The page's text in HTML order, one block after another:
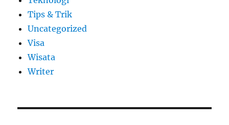
Tips & Trik
Uncategorized
Visa
Wisata
Writer